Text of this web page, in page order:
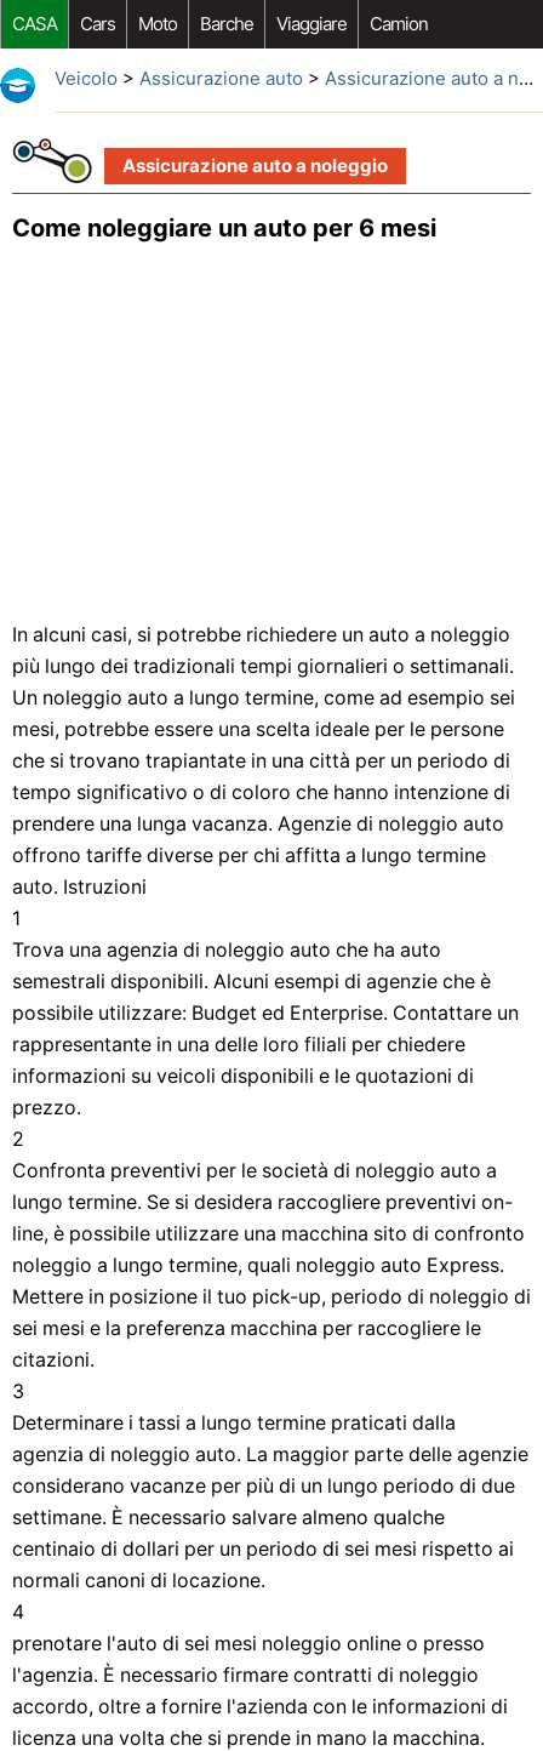
CASA Cars Moto Barche Viaggiare Camion
Riparazione Auto Acquisto Auto Car Opzioni Aftermarket
Veicolo > Assicurazione auto > Assicurazione auto a noleggio
Assicurazione auto a noleggio
Come noleggiare un auto per 6 mesi
In alcuni casi, si potrebbe richiedere un auto a noleggio
più lungo dei tradizionali tempi giornalieri o settimanali.
Un noleggio auto a lungo termine, come ad esempio sei
mesi, potrebbe essere una scelta ideale per le persone
che si trovano trapiantate in una città per un periodo di
tempo significativo o di coloro che hanno intenzione di
prendere una lunga vacanza. Agenzie di noleggio auto
offrono tariffe diverse per chi affitta a lungo termine
auto. Istruzioni
1
Trova una agenzia di noleggio auto che ha auto
semestrali disponibili. Alcuni esempi di agenzie che è
possibile utilizzare: Budget ed Enterprise. Contattare un
rappresentante in una delle loro filiali per chiedere
informazioni su veicoli disponibili e le quotazioni di
prezzo.
2
Confronta preventivi per le società di noleggio auto a
lungo termine. Se si desidera raccogliere preventivi on-
line, è possibile utilizzare una macchina sito di confronto
noleggio a lungo termine, quali noleggio auto Express.
Mettere in posizione il tuo pick-up, periodo di noleggio di
sei mesi e la preferenza macchina per raccogliere le
citazioni.
3
Determinare i tassi a lungo termine praticati dalla
agenzia di noleggio auto. La maggior parte delle agenzie
considerano vacanze per più di un lungo periodo di due
settimane. È necessario salvare almeno qualche
centinaio di dollari per un periodo di sei mesi rispetto ai
normali canoni di locazione.
4
prenotare l'auto di sei mesi noleggio online o presso
l'agenzia. È necessario firmare contratti di noleggio
accordo, oltre a fornire l'azienda con le informazioni di
licenza una volta che si prende in mano la macchina.